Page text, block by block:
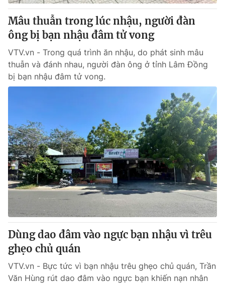
Mâu thuẫn trong lúc nhậu, người đàn
ông bị bạn nhậu đâm tử vong
VTV.vn - Trong quá trình ăn nhậu, do phát sinh mâu
thuẫn và đánh nhau, người đàn ông ở tỉnh Lâm Đồng
bị bạn nhậu đâm tử vong.
Dùng dao đâm vào ngực bạn nhậu vì trêu
ghẹo chủ quán
VTV.vn - Bực tức vì bạn nhậu trêu ghẹo chủ quán, Trần
Văn Hùng rút dao đâm vào ngực bạn khiến nạn nhân